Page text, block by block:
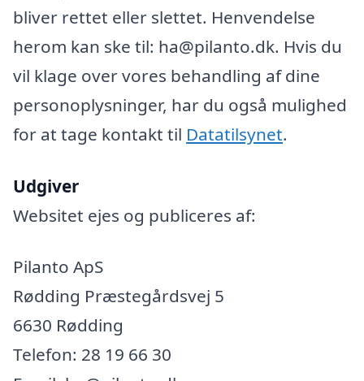
bliver rettet eller slettet. Henvendelse
herom kan ske til: ha@pilanto.dk. Hvis du
vil klage over vores behandling af dine
personoplysninger, har du også mulighed
for at tage kontakt til Datatilsynet.
Udgiver
Websitet ejes og publiceres af:
Pilanto ApS
Rødding Præstegårdsvej 5
6630 Rødding
Telefon: 28 19 66 30